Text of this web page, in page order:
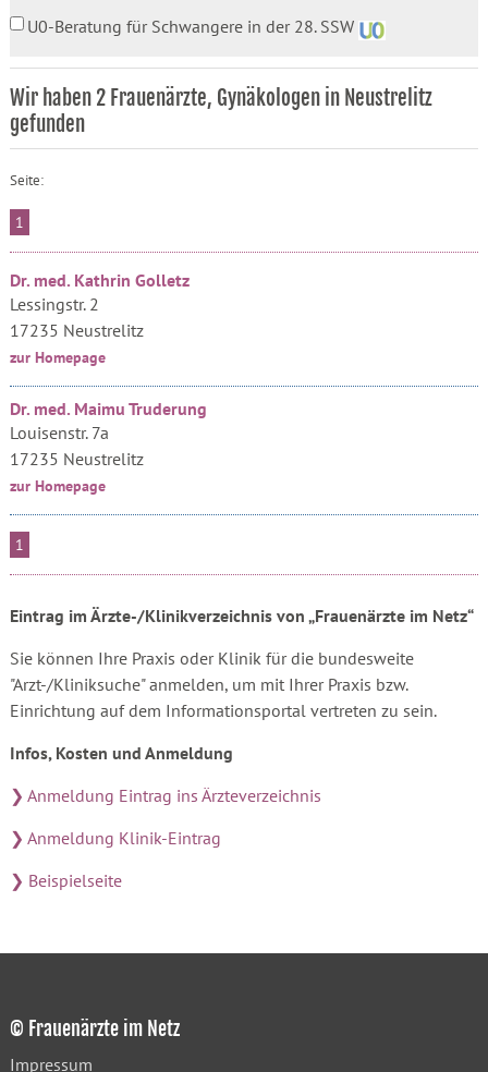
U0-Beratung für Schwangere in der 28. SSW
Wir haben 2 Frauenärzte, Gynäkologen in Neustrelitz
gefunden
Seite:
1
Dr. med. Kathrin Golletz
Lessingstr. 2
17235 Neustrelitz
zur Homepage
Dr. med. Maimu Truderung
Louisenstr. 7a
17235 Neustrelitz
zur Homepage
1
Eintrag im Ärzte-/Klinikverzeichnis von „Frauenärzte im Netz“
Sie können Ihre Praxis oder Klinik für die bundesweite
"Arzt-/Kliniksuche" anmelden, um mit Ihrer Praxis bzw.
Einrichtung auf dem Informationsportal vertreten zu sein.
Infos, Kosten und Anmeldung
❯ Anmeldung Eintrag ins Ärzteverzeichnis
❯ Anmeldung Klinik-Eintrag
❯ Beispielseite
© Frauenärzte im Netz
Impressum